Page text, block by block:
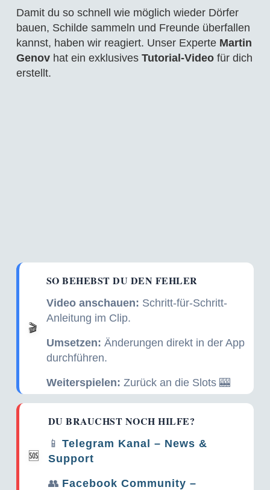
Damit du so schnell wie möglich wieder Dörfer
bauen, Schilde sammeln und Freunde überfallen
kannst, haben wir reagiert. Unser Experte Martin
Genovhat ein exklusives Tutorial-Videofür dich
erstellt.
🎬
SO BEHEBST DU DEN FEHLER
Video anschauen: Schritt-für-Schritt-
Anleitung im Clip.
Umsetzen: Änderungen direkt in der App
durchführen.
Weiterspielen: Zurück an die Slots 🎰
🆘
DU BRAUCHST NOCH HILFE?
📱 Telegram Kanal – News &
Support
👥 Facebook Community –